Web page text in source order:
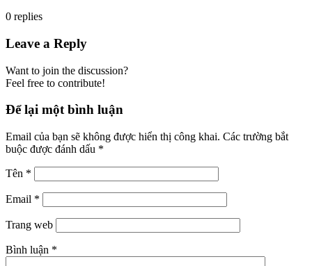
0 replies
Leave a Reply
Want to join the discussion?
Feel free to contribute!
Để lại một bình luận
Email của bạn sẽ không được hiển thị công khai. Các trường bắt
buộc được đánh dấu *
Tên *
Email *
Trang web
Bình luận *